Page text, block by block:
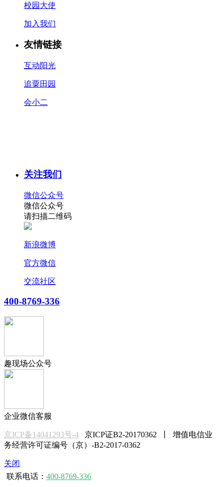
校园大使
加入我们
友情链接
互动阳光
追粟田园
会小二
关注我们
微信公众号
微信公众号
请扫描二维码
新浪微博
官方微信
交流社区
400-8769-336
趣现场公众号
企业微信客服
京ICP备14041293号-4 京ICP证B2-20170362 丨 增值电信业
务经营许可证编号（京）-B2-2017-0362
关闭
联系电话： 400-8769-336